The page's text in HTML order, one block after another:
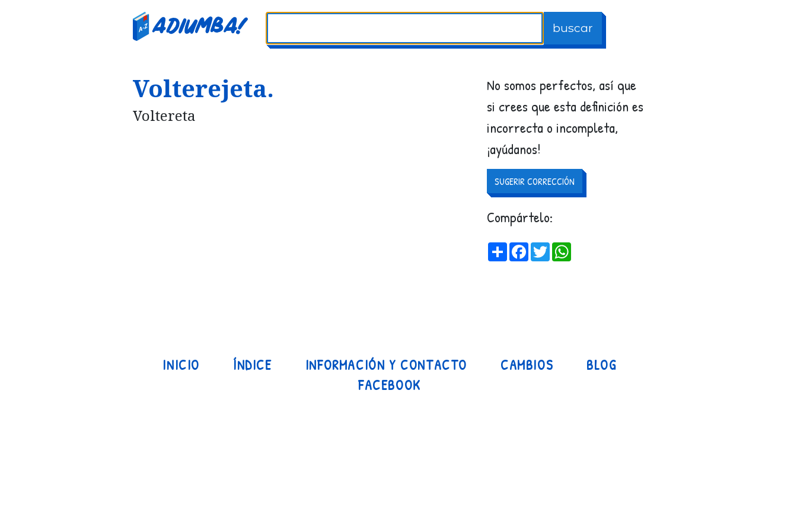
buscar
Volterejeta.
Voltereta
No somos perfectos, así que
si crees que esta definición es
incorrecta o incompleta,
¡ayúdanos!
SUGERIR CORRECCIÓN
Compártelo:
Share FacebookTwitter
INICIO ÍNDICE INFORMACIÓN Y CONTACTO CAMBIOS
BLOG
FACEBOOK